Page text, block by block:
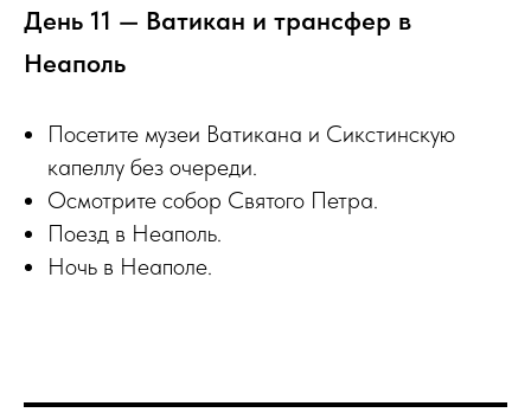
День 11 — Ватикан и трансфер в
Неаполь
Посетите музеи Ватикана и Сикстинскую
капеллу без очереди.
Осмотрите собор Святого Петра.
Поезд в Неаполь.
Ночь в Неаполе.